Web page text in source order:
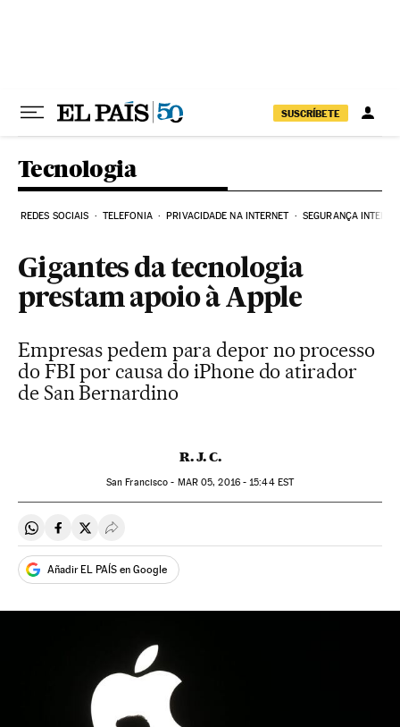
SUSCRÍBETE
Tecnologia
REDES SOCIAIS TELEFONIA PRIVACIDADE NA INTERNET SEGURANÇA
Gigantes da tecnologia
prestam apoio à Apple
Empresas pedem para depor no processo
do FBI por causa do iPhone do atirador
de San Bernardino
R. J. C.
San Francisco - MAR05, 2016 - 15:44EST
Compartir en Whatsapp
Compartir en Facebook
Compartir en Twitter
Desplegar Redes Sociales
Añadir EL PAÍS en Google